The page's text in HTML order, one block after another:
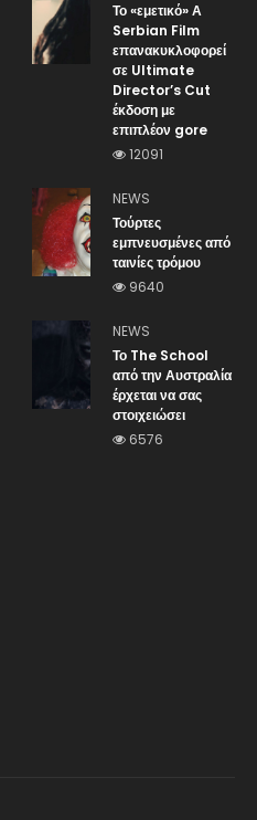
Το «εμετικό» Α
Serbian Film
επανακυκλοφορεί
σε Ultimate
Director’s Cut
έκδοση με
επιπλέον gore
12091
NEWS
Τούρτες
εμπνευσμένες από
ταινίες τρόμου
9640
NEWS
Το The School
από την Αυστραλία
έρχεται να σας
στοιχειώσει
6576